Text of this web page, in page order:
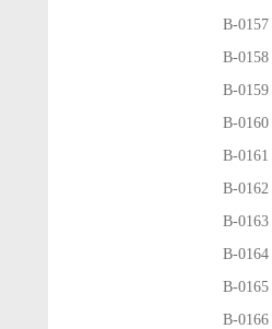
B-0157
B-0158
B-0159
B-0160
B-0161
B-0162
B-0163
B-0164
B-0165
B-0166